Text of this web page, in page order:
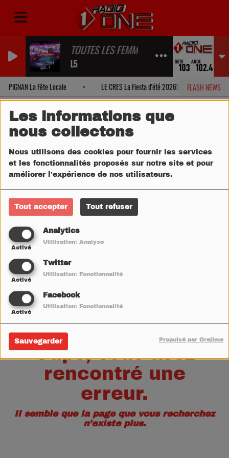
Les informations que
nous collectons
Nous utilisons des cookies pour fournir les services
et les fonctionnalités proposés sur notre site et pour
améliorer l'expérience de nos utilisateurs.
Tout accepter Tout refuser
Analytics
Activé
Utilisation: Analyse
Twitter
Activé
Utilisation: Fonctionnalité
Facebook
Activé
Utilisation: Fonctionnalité
Sauvegarder Propulsé par Orejime
TOUTES LES FEMMES DE TA VIE
L5
FLASH NEWS
PIGNAN La Fête Locale LE CRES La Fiesta d'été 2026!
Oups, vous avez
rencontré une
erreur.
Il semble que la page que vous recherchez
n’existe plus.